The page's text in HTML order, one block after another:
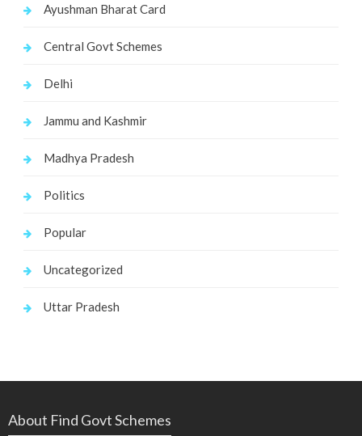
Ayushman Bharat Card
Central Govt Schemes
Delhi
Jammu and Kashmir
Madhya Pradesh
Politics
Popular
Uncategorized
Uttar Pradesh
About Find Govt Schemes